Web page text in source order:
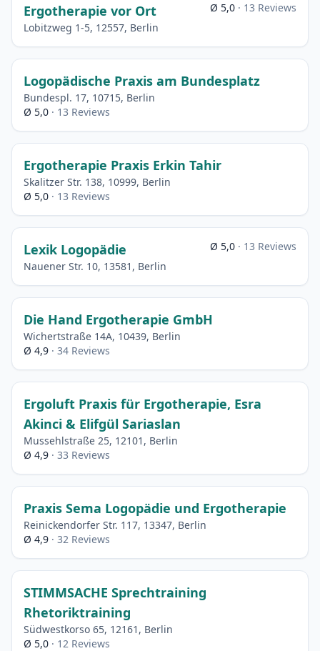
Ergotherapie vor Ort
Lobitzweg 1-5, 12557, Berlin
Ø 5,0 · 13 Reviews
Logopädische Praxis am Bundesplatz
Bundespl. 17, 10715, Berlin
Ø 5,0 · 13 Reviews
Ergotherapie Praxis Erkin Tahir
Skalitzer Str. 138, 10999, Berlin
Ø 5,0 · 13 Reviews
Lexik Logopädie
Nauener Str. 10, 13581, Berlin
Ø 5,0 · 13 Reviews
Die Hand Ergotherapie GmbH
Wichertstraße 14A, 10439, Berlin
Ø 4,9 · 34 Reviews
Ergoluft Praxis für Ergotherapie, Esra
Akinci & Elifgül Sariaslan
Mussehlstraße 25, 12101, Berlin
Ø 4,9 · 33 Reviews
Praxis Sema Logopädie und Ergotherapie
Reinickendorfer Str. 117, 13347, Berlin
Ø 4,9 · 32 Reviews
STIMMSACHE Sprechtraining
Rhetoriktraining
Südwestkorso 65, 12161, Berlin
Ø 5,0 · 12 Reviews